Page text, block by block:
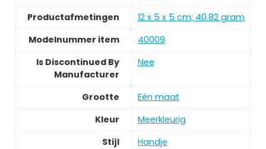
Productafmetingen
‎12 x 5 x 5 cm; 40.82 gram
Modelnummer item
‎40009
Is Discontinued By
Manufacturer
‎Nee
Grootte
‎Eén maat
Kleur
‎Meerkleurig
Stijl
‎Handje